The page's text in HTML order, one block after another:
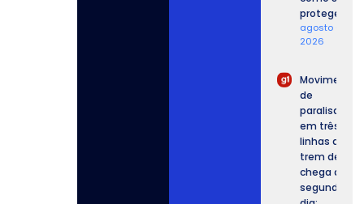
proteger.
agosto 6,
2026
Movimento
de
paralisação
em três
linhas de
trem de SP
chega ao
segundo